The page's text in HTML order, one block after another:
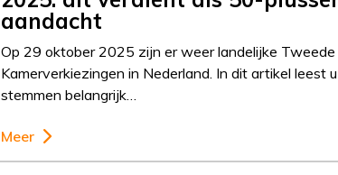
aandacht
Op 29 oktober 2025 zijn er weer landelijke Tweede
Kamerverkiezingen in Nederland. In dit artikel leest
stemmen belangrijk…
Meer